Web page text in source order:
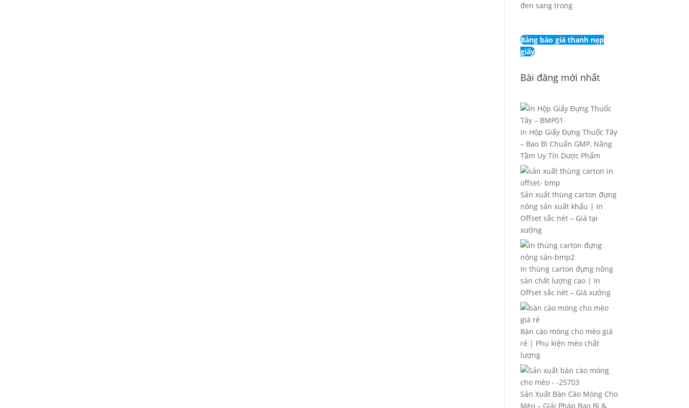
Bảng báo giá thanh nẹp
giấy
Bài đăng mới nhất
In Hộp Giấy Đựng Thuốc Tây
– Bao Bì Chuẩn GMP, Nâng
Tầm Uy Tín Dược Phẩm
Sản xuất thùng carton đựng
nông sản xuất khẩu | In
Offset sắc nét – Giá tại
xưởng
In thùng carton đựng nông
sản chất lượng cao | In
Offset sắc nét – Giá xưởng
Bàn cào móng cho mèo giá
rẻ | Phụ kiện mèo chất
lượng
Sản Xuất Bàn Cào Móng Cho
Mèo – Giải Pháp Bao Bì &